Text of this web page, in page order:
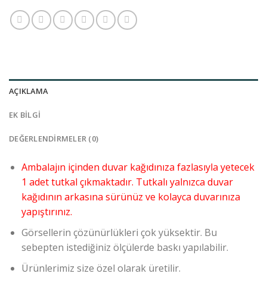
AÇIKLAMA
EK BILGI
DEĞERLENDIRMELER (0)
Ambalajın içinden duvar kağıdınıza fazlasıyla yetecek
1 adet tutkal çıkmaktadır. Tutkalı yalnızca duvar
kağıdının arkasına sürünüz ve kolayca duvarınıza
yapıştırınız.
Görsellerin çözünürlükleri çok yüksektir. Bu
sebepten istediğiniz ölçülerde baskı yapılabilir.
Ürünlerimiz size özel olarak üretilir.